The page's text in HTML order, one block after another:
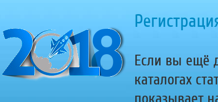
Если вы ещё
каталогах